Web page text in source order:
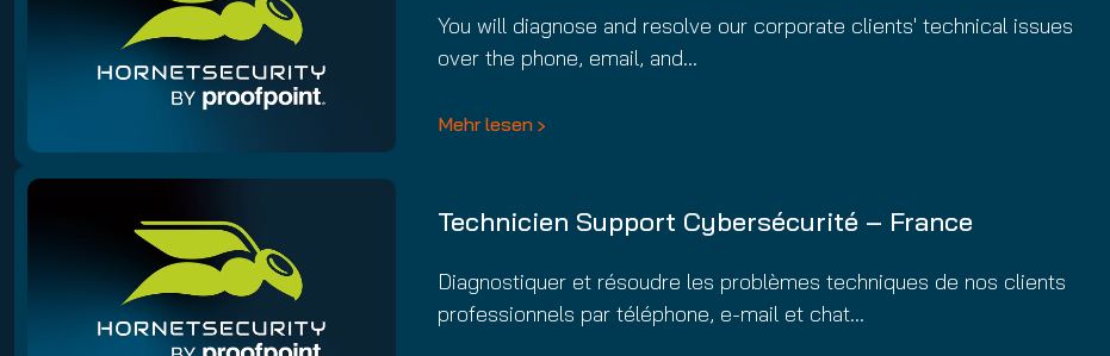
You will diagnose and resolve our corporate clients' technical issues
over the phone, email, and…
Mehr lesen
Technicien Support Cybersécurité – France
Diagnostiquer et résoudre les problèmes techniques de nos clients
professionnels par téléphone, e-mail et chat…